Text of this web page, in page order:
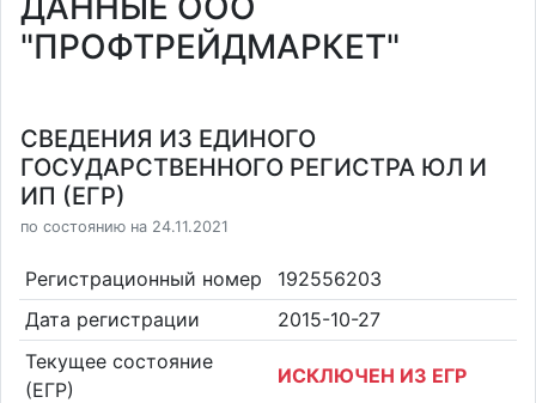
"ПРОФТРЕЙДМАРКЕТ"
СВЕДЕНИЯ ИЗ ЕДИНОГО
ГОСУДАРСТВЕННОГО РЕГИСТРА ЮЛ И
ИП (ЕГР)
по состоянию на 24.11.2021
Регистрационный номер
192556203
Дата регистрации
2015-10-27
Текущее состояние
(ЕГР)
ИСКЛЮЧЕН ИЗ ЕГР